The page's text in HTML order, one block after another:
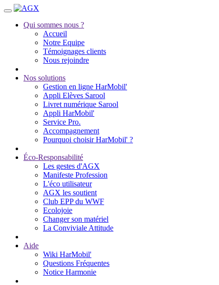
Qui sommes nous ?
Accueil
Notre Equipe
Témoignages clients
Nous rejoindre
Nos solutions
Gestion en ligne HarMobil'
Appli Elèves Sarool
Livret numérique Sarool
Appli HarMobil'
Service Pro.
Accompagnement
Pourquoi choisir HarMobil' ?
Éco-Responsabilité
Les gestes d'AGX
Manifeste Profession
L'éco utilisateur
AGX les soutient
Club EPP du WWF
Ecolojoie
Changer son matériel
La Conviviale Attitude
Aide
Wiki HarMobil'
Questions Fréquentes
Notice Harmonie